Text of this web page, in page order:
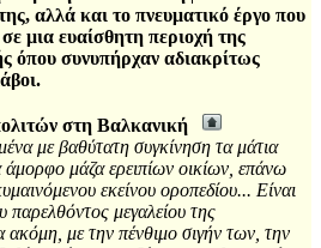
αλλά και το πνευματικό έργο που
μια ευαίσθητη περιοχή της
όπου συνυπήρχαν αδιακρίτως
στη Βαλκανική
με βαθύτατη συγκίνηση τα μάτια
άμορφο μάζα ερειπίων οικίων, επάνω
εκείνου οροπεδίου... Είναι
παρελθόντος μεγαλείου της
με την πένθιμο σιγήν των, την